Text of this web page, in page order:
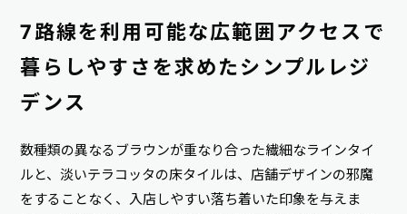
7路線を利用可能な広範囲アクセスで
暮らしやすさを求めたシンプルレジ
デンス
数種類の異なるブラウンが重なり合った繊細なラインタイ
ルと、淡いテラコッタの床タイルは、店舗デザインの邪魔
をすることなく、入店しやすい落ち着いた印象を与えま